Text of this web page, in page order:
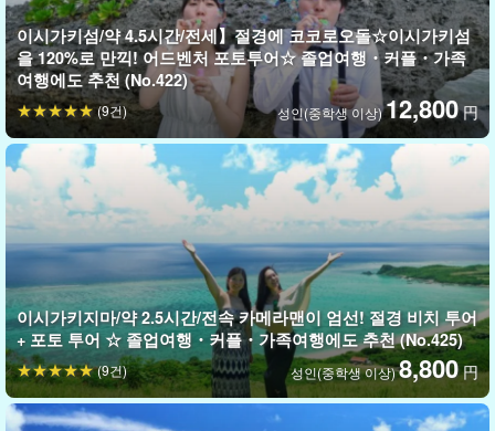
이시가키섬/약 4.5시간/전세】절경에 코코로오돌☆이시가키섬
을 120%로 만끽! 어드벤처 포토투어☆ 졸업여행・커플・가족
여행에도 추천 (No.422)
성인(중학생 이상)12,800 円
(9건)
이시가키지마/약 2.5시간/전속 카메라맨이 엄선! 절경 비치 투어
+ 포토 투어 ☆ 졸업여행・커플・가족여행에도 추천 (No.425)
성인(중학생 이상)8,800 円
(9건)